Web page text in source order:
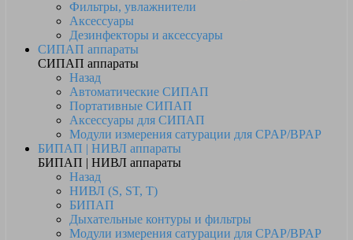
Фильтры, увлажнители
Аксессуары
Дезинфекторы и аксессуары
СИПАП аппараты
СИПАП аппараты
Назад
Автоматические СИПАП
Портативные СИПАП
Аксессуары для СИПАП
Модули измерения сатурации для CPAP/BPAP
БИПАП | НИВЛ аппараты
БИПАП | НИВЛ аппараты
Назад
НИВЛ (S, ST, T)
БИПАП
Дыхательные контуры и фильтры
Модули измерения сатурации для CPAP/BPAP